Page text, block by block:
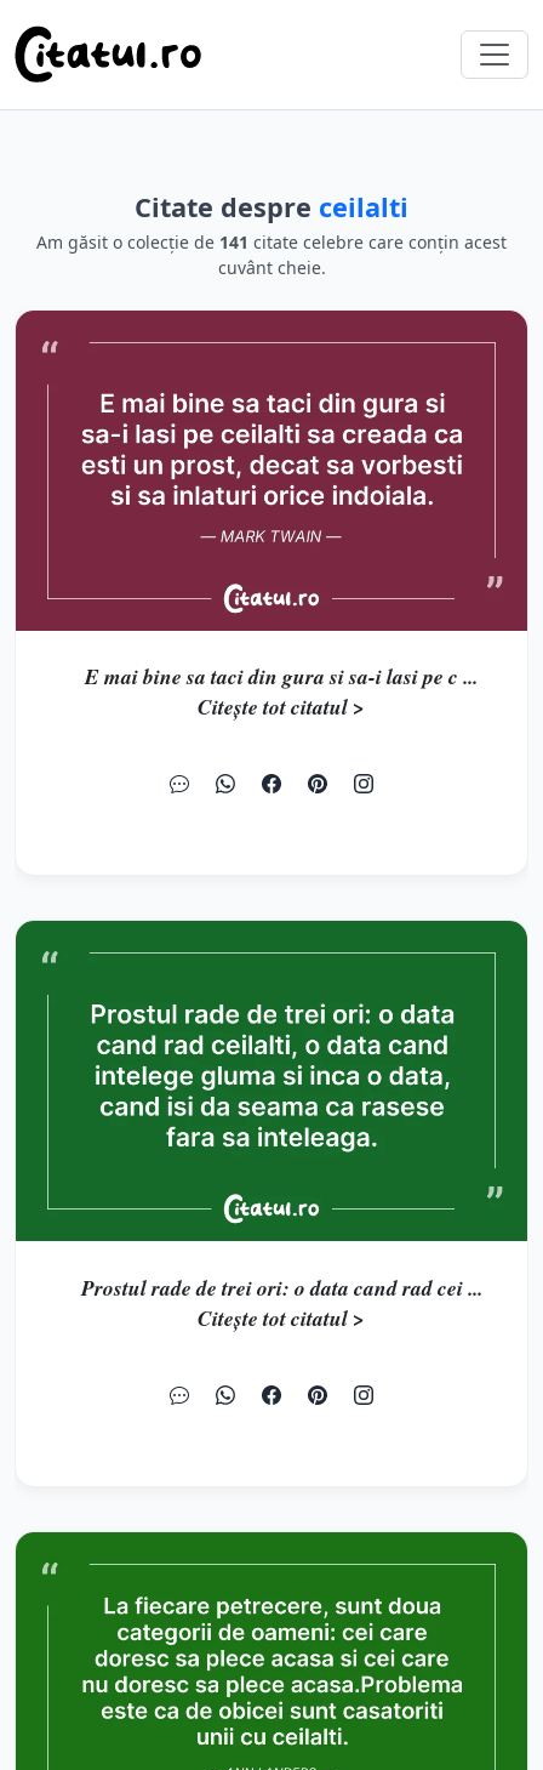
Citate despre ceilalti
Am găsit o colecție de 141 citate celebre care conțin acest
cuvânt cheie.
E mai bine sa taci din gura si sa-i lasi pe c ...
Citește tot citatul >
Prostul rade de trei ori: o data cand rad cei ...
Citește tot citatul >